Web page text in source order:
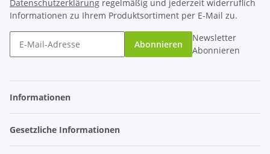
Datenschutzerklärung regelmäßig und jederzeit widerruflich
Informationen zu Ihrem Produktsortiment per E-Mail zu.
Abonnieren
Newsletter
Abonnieren
Informationen
Gesetzliche Informationen